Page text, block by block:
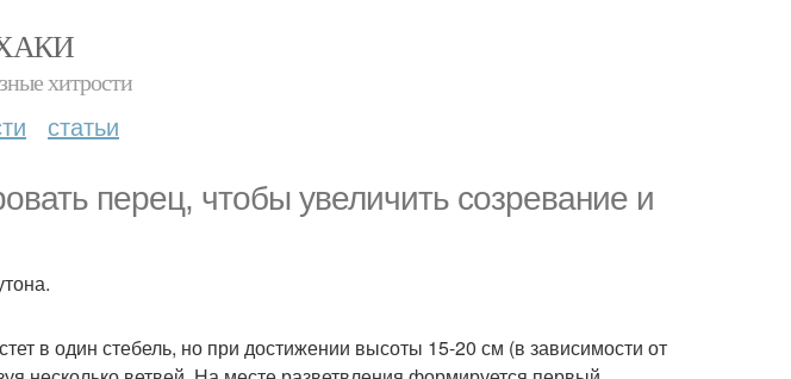
хитрости
статьи
перец, чтобы увеличить созревание и
в один стебель, но при достижении высоты 15-20 см (в зависимости от